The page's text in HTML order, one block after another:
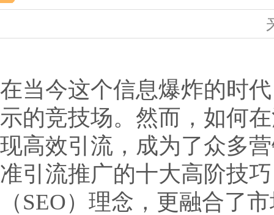
在当今这个信息爆炸的时
示的竞技场。然而，如何
现高效引流，成为了众多
准引流推广的十大高阶技
（SEO）理念，更融合了